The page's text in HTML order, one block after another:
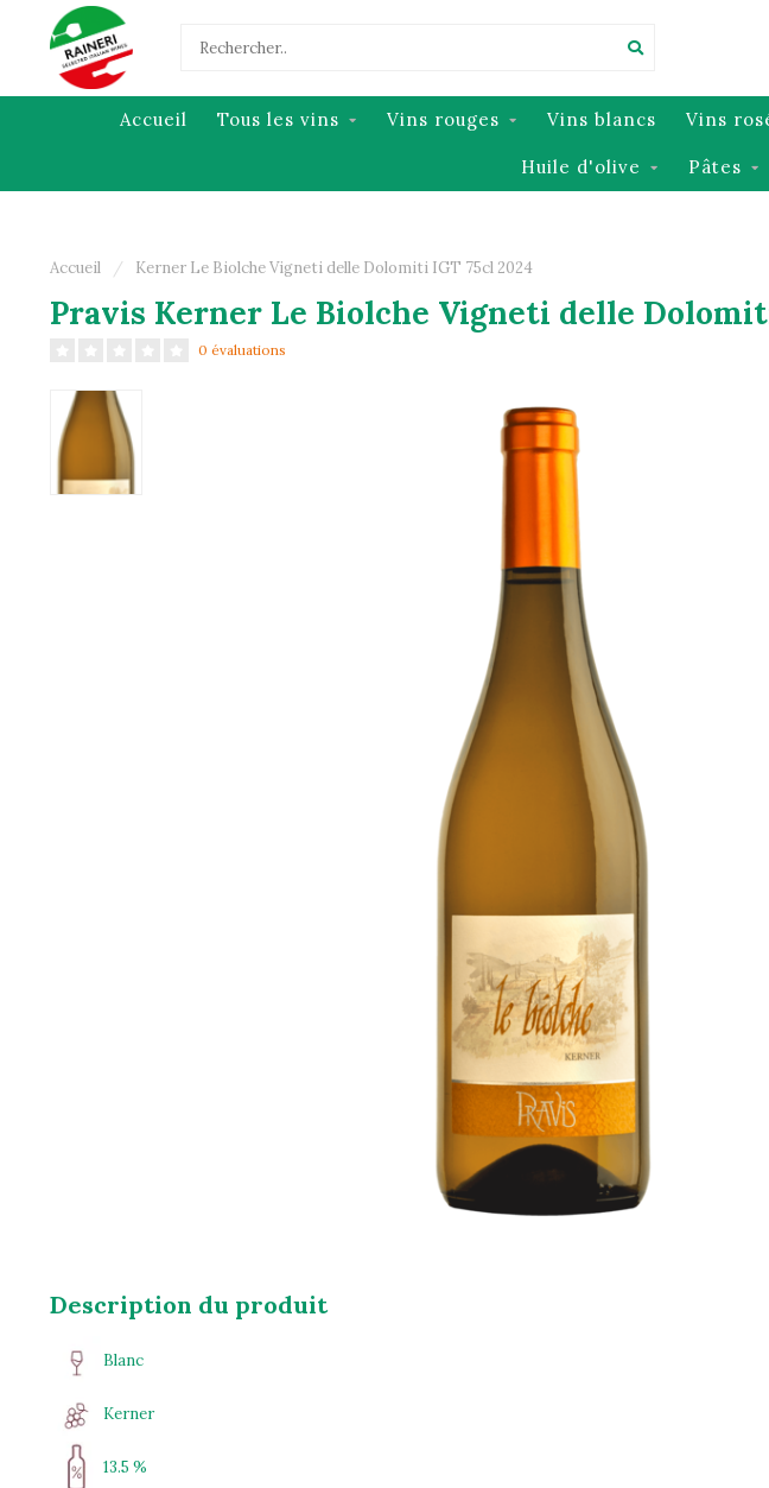
Accueil Tous les vins Vins rouges Vins blancs Vins
Huile d'olive Pâtes
Accueil / Kerner Le Biolche Vigneti delle Dolomiti IGT 75cl 2024
Pravis Kerner Le Biolche Vigneti delle
0 évaluations
Description du produit
Blanc
Kerner
13.5 %